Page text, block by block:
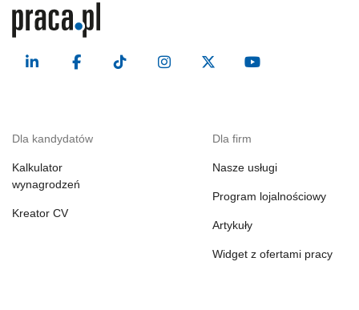
Dla kandydatów
Kalkulator
wynagrodzeń
Kreator CV
Dla firm
Nasze usługi
Program lojalnościowy
Artykuły
Widget z ofertami pracy